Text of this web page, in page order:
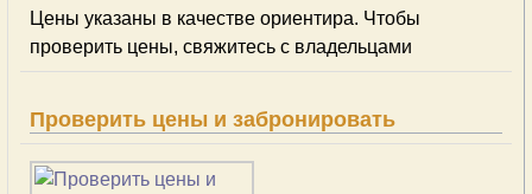
Цены указаны в качестве ориентира. Чтобы
проверить цены, свяжитесь с владельцами
Проверить цены и забронировать